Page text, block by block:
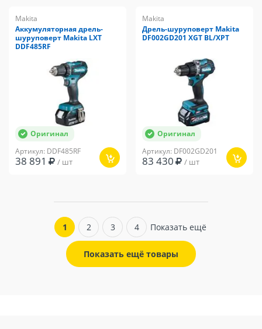
Makita
Аккумуляторная дрель-
шуруповерт Makita LXT
DDF485RF
Оригинал
Артикул: DDF485RF
38 891 / шт
Makita
Дрель-шуруповерт Makita
DF002GD201 XGT BL/XPT
Оригинал
Артикул: DF002GD201
83 430 / шт
1 2 3 4 Показать ещё
Показать ещё товары